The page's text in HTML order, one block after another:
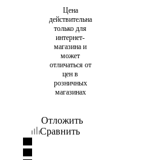
Цена
действительна
только для
интернет-
магазина и
может
отличаться от
цен в
розничных
магазинах
Отложить
Сравнить